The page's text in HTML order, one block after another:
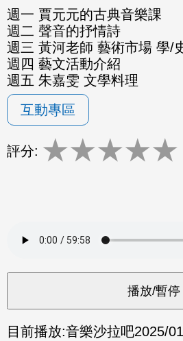
週一 賈元元的古典音樂課
週二 聲音的抒情詩
週三 黃河老師 藝術市場 學/
週四 藝文活動介紹
週五 朱嘉雯 文學料理
互動專區
評分: ★★★★★
目前播放:音樂沙拉吧2025/